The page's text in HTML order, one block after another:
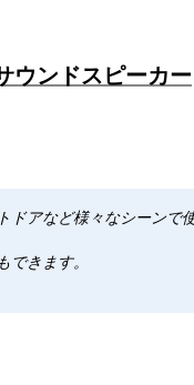
ウンドスピーカー
アなど様々なシーンで
きます。